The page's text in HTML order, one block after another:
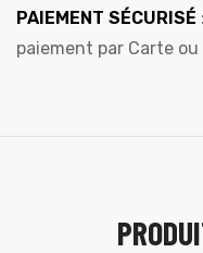
PAIEMENT SÉCURISÉ
paiement par Carte